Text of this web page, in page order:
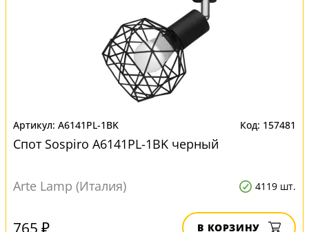
A6141PL-1BK 157481
Спот Sospiro A6141PL-1BK черный
Arte Lamp (Италия) 4119 шт.
765 ₽ В КОРЗИНУ